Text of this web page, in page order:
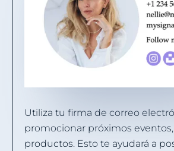
Utiliza tu firma de correo
promocionar próximos
productos. Esto te ayudará a